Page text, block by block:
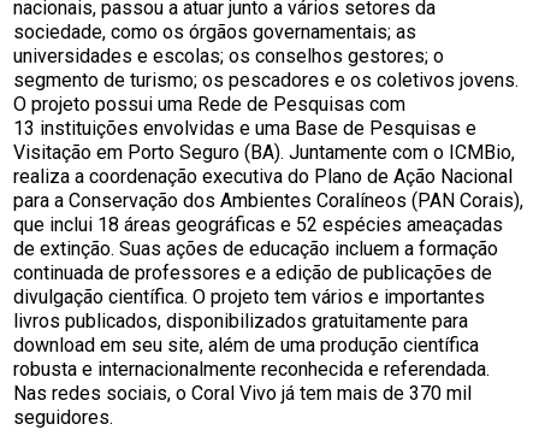
nacionais, passou a atuar junto a vários setores da
sociedade, como os órgãos governamentais; as
universidades e escolas; os conselhos gestores; o
segmento de turismo; os pescadores e os coletivos jovens.
O projeto possui uma Rede de Pesquisas com
13 instituições envolvidas e uma Base de Pesquisas e
Visitação em Porto Seguro (BA). Juntamente com o ICMBio,
realiza a coordenação executiva do Plano de Ação Nacional
para a Conservação dos Ambientes Coralíneos (PAN Corais),
que inclui 18 áreas geográficas e 52 espécies ameaçadas
de extinção. Suas ações de educação incluem a formação
continuada de professores e a edição de publicações de
divulgação científica. O projeto tem vários e importantes
livros publicados, disponibilizados gratuitamente para
download em seu site, além de uma produção científica
robusta e internacionalmente reconhecida e referendada.
Nas redes sociais, o Coral Vivo já tem mais de 370 mil
seguidores.